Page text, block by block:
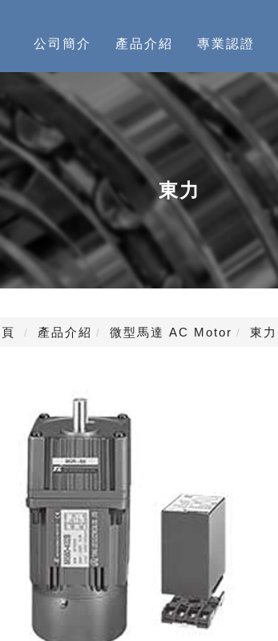
公司簡介 產品介紹 專業認證
東力
產品介紹 微型馬達 AC Motor 東力